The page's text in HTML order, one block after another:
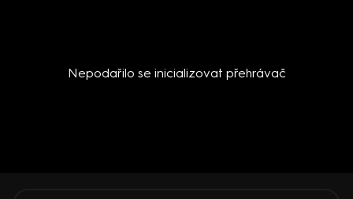
Nepodařilo se inicializovat přehrávač